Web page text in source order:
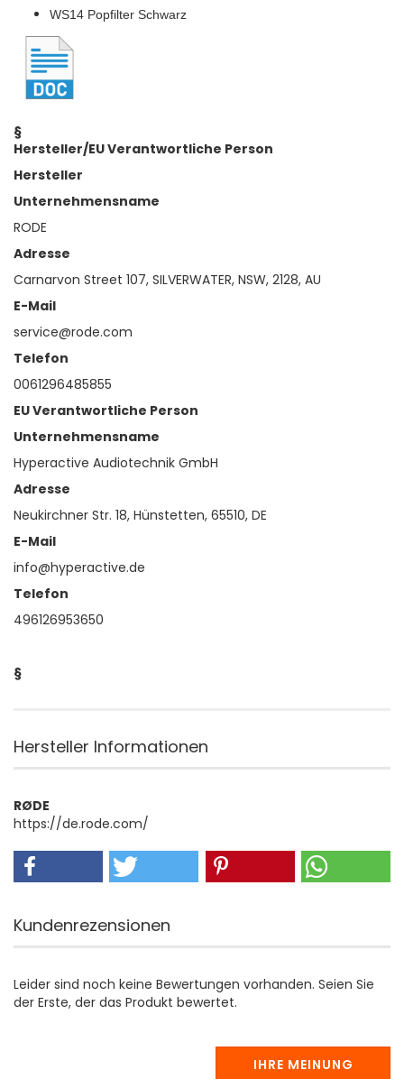
WS14 Popfilter Schwarz
§
Hersteller/EU Verantwortliche Person
Hersteller
Unternehmensname
RODE
Adresse
Carnarvon Street 107, SILVERWATER, NSW, 2128, AU
E-Mail
service@rode.com
Telefon
0061296485855
EU Verantwortliche Person
Unternehmensname
Hyperactive Audiotechnik GmbH
Adresse
Neukirchner Str. 18, Hünstetten, 65510, DE
E-Mail
info@hyperactive.de
Telefon
496126953650
§
Hersteller Informationen
RØDE
https://de.rode.com/
Kundenrezensionen
Leider sind noch keine Bewertungen vorhanden. Seien Sie
der Erste, der das Produkt bewertet.
IHRE MEINUNG